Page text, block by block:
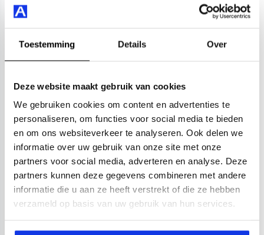
Toestemming Details Over
Deze website maakt gebruik van cookies
We gebruiken cookies om content en advertenties te
personaliseren, om functies voor social media te bieden
en om ons websiteverkeer te analyseren. Ook delen we
informatie over uw gebruik van onze site met onze
partners voor social media, adverteren en analyse. Deze
partners kunnen deze gegevens combineren met andere
informatie die u aan ze heeft verstrekt of die ze hebben
verzameld op basis van uw gebruik van hun services.